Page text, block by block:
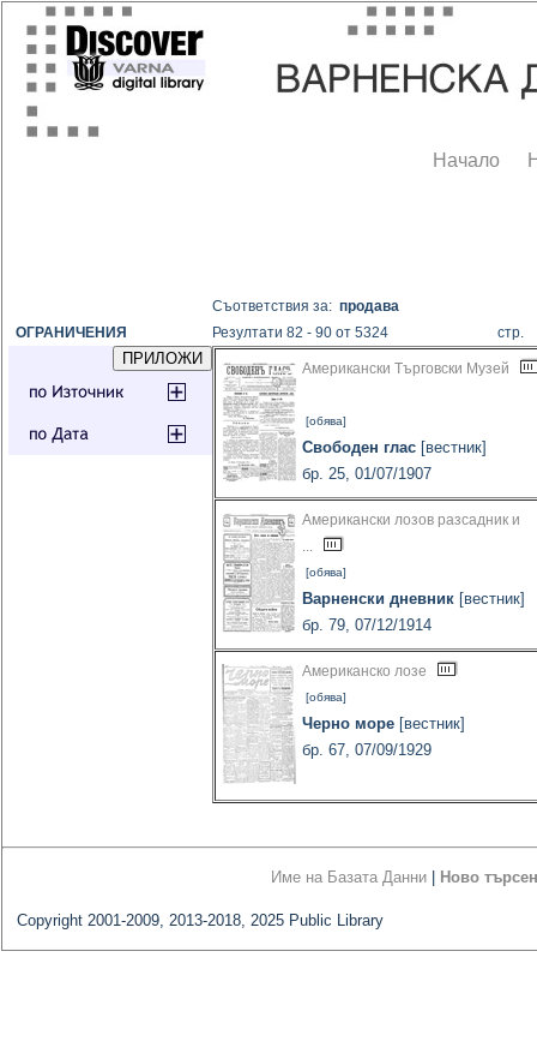
Начало
ОГРАНИЧЕНИЯ
Съответствия за:продава
Резултати 82 - 90 от 5324
Американски Търговски Музей
[обява]
Свободен глас [вестник]
бр. 25, 01/07/1907
Американски лозов разсадник и
...
[обява]
Варненски дневник [вестник]
бр. 79, 07/12/1914
Американско лозе
[обява]
Черно море [вестник]
бр. 67, 07/09/1929
Име на Базата Данни Ново
Copyright 2001-2009, 2013-2018, 2025 Public Library